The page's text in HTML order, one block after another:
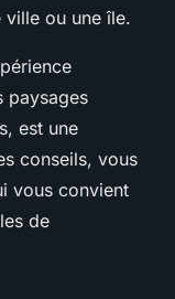
ou une île.
paysages
est une
conseils, vous
vous convient
de